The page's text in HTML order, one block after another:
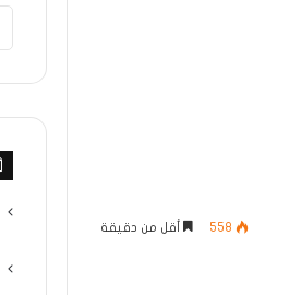
558 أقل من دقيقة